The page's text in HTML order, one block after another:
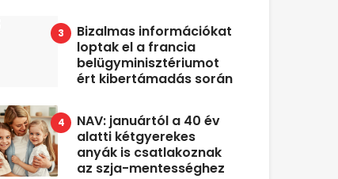
Bizalmas információkat
loptak el a francia
belügyminisztériumot
ért kibertámadás során
NAV: januártól a 40 év
alatti kétgyerekes
anyák is csatlakoznak
az szja-mentességhez